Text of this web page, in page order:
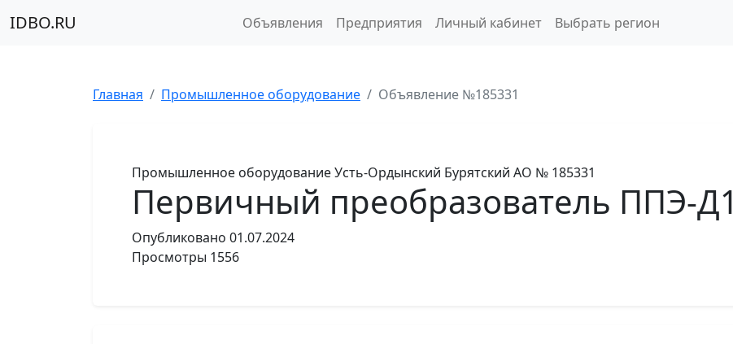
IDBO.RU Объявления Предприятия Личный кабинет Выбрать регион
Главная Промышленное оборудование Объявление №185331
Промышленное оборудованиеУсть-Ордынский Бурятский АО № 185331
Первичный преобразователь ППЭ-Д1
Опубликовано 01.07.2024
Просмотры 1556